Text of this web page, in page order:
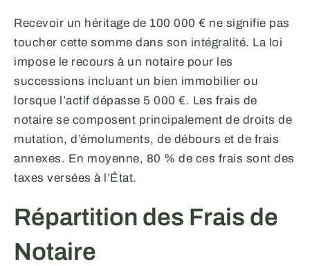
Recevoir un héritage de 100 000 € ne signifie pas
toucher cette somme dans son intégralité. La loi
impose le recours à un notaire pour les
successions incluant un bien immobilier ou
lorsque l’actif dépasse 5 000 €. Les frais de
notaire se composent principalement de droits de
mutation, d’émoluments, de débours et de frais
annexes. En moyenne, 80 % de ces frais sont des
taxes versées à l’État.
Répartition des Frais de
Notaire